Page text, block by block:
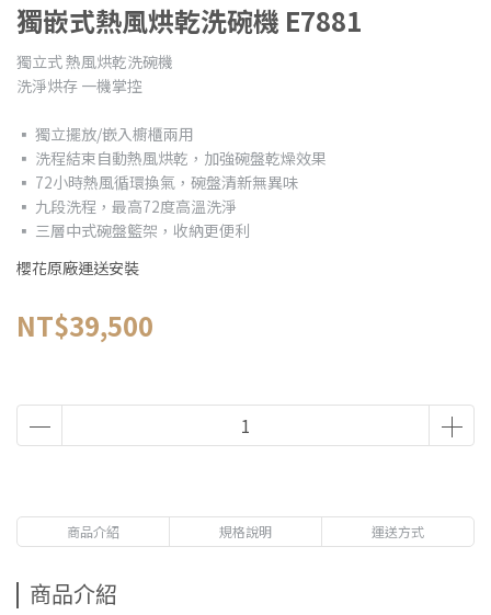
獨嵌式熱風烘乾洗碗機 E7881
獨立式 熱風烘乾洗碗機
洗淨烘存 一機掌控
▪ 獨立擺放/嵌入櫥櫃兩用
▪ 洗程結束自動熱風烘乾，加強碗盤乾燥效果
▪ 72小時熱風循環換氣，碗盤清新無異味
▪ 九段洗程，最高72度高溫洗淨
▪ 三層中式碗盤籃架，收納更便利
櫻花原廠運送安裝
NT$39,500
商品介紹 規格說明 運送方式
商品介紹